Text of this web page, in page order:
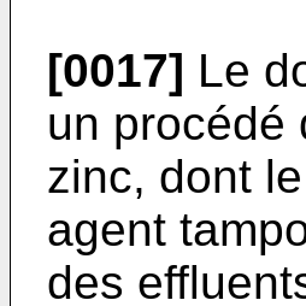
[0017] Le
un procédé
zinc, dont
agent
des